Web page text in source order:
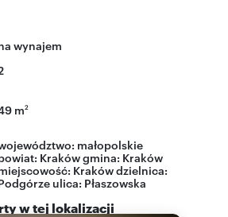
wynajem
m2
małopolskie
Krakówgmina: Kraków
Krakówdzielnica:
ulica: Płaszowska
w tej lokalizacji